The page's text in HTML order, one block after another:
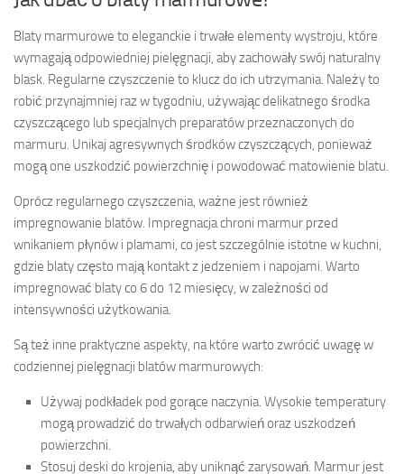
Blaty marmurowe to eleganckie i trwałe elementy wystroju, które
wymagają odpowiedniej pielęgnacji, aby zachowały swój naturalny
blask. Regularne czyszczenie to klucz do ich utrzymania. Należy to
robić przynajmniej raz w tygodniu, używając delikatnego środka
czyszczącego lub specjalnych preparatów przeznaczonych do
marmuru. Unikaj agresywnych środków czyszczących, ponieważ
mogą one uszkodzić powierzchnię i powodować matowienie blatu.
Oprócz regularnego czyszczenia, ważne jest również
impregnowanie blatów. Impregnacja chroni marmur przed
wnikaniem płynów i plamami, co jest szczególnie istotne w kuchni,
gdzie blaty często mają kontakt z jedzeniem i napojami. Warto
impregnować blaty co 6 do 12 miesięcy, w zależności od
intensywności użytkowania.
Są też inne praktyczne aspekty, na które warto zwrócić uwagę w
codziennej pielęgnacji blatów marmurowych:
Używaj podkładek pod gorące naczynia. Wysokie temperatury
mogą prowadzić do trwałych odbarwień oraz uszkodzeń
powierzchni.
Stosuj deski do krojenia, aby uniknąć zarysowań. Marmur jest